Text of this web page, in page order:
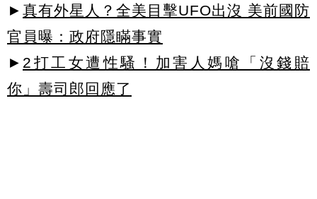
► 真有外星人？全美目擊UFO出沒 美前國防
官員曝：政府隱瞞事實
► 2打工女遭性騷！加害人媽嗆「沒錢賠
你」壽司郎回應了